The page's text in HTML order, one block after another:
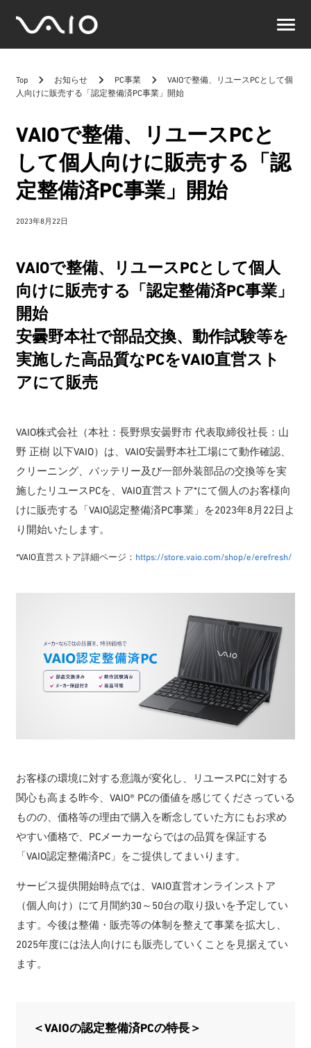
公
サ
イ
Top お知らせ PC事業
VAIOで整備、リユースPCとして個
人向けに販売する「認定整備済PC事業」開始
VAIOで整備、リユースPCと
して個人向けに販売する「認
定整備済PC事業」開始
2023年8月22日
VAIOで整備、リユースPCとして個人
向けに販売する「認定整備済PC事業」
開始
安曇野本社で部品交換、動作試験等を
実施した高品質なPCをVAIO直営スト
アにて販売
VAIO株式会社（本社：長野県安曇野市 代表取締役社長：山
野 正樹 以下VAIO）は、VAIO安曇野本社工場にて動作確認、
クリーニング、バッテリー及び一部外装部品の交換等を実
施したリユースPCを、VAIO直営ストア*にて個人のお客様向
けに販売する「VAIO認定整備済PC事業」を2023年8月22日よ
り開始いたします。
*VAIO直営ストア詳細ページ： https://store.vaio.com/shop/e/erefresh/
お客様の環境に対する意識が変化し、リユースPCに対する
関心も高まる昨今、VAIO® PCの価値を感じてくださっている
ものの、価格等の理由で購入を断念していた方にもお求め
やすい価格で、PCメーカーならではの品質を保証する
「VAIO認定整備済PC」をご提供してまいります。
サービス提供開始時点では、VAIO直営オンラインストア
（個人向け）にて月間約30～50台の取り扱いを予定してい
ます。今後は整備・販売等の体制を整えて事業を拡大し、
2025年度には法人向けにも販売していくことを見据えてい
ます。
＜VAIOの認定整備済PCの特長＞